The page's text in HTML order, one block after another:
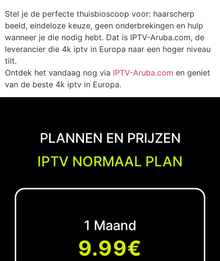
Stel je de perfecte thuisbioscoop voor: haarscherp
beeld, eindeloze keuze, geen onderbrekingen en hulp
wanneer je die nodig hebt. Dat is IPTV-Aruba.com, de
leverancier die 4k iptv in Europa naar een hoger niveau
tilt.
Ontdek het vandaag nog via IPTV-Aruba.com en geniet
van de beste 4k iptv in Europa.
PLANNEN EN PRIJZEN
IPTV NORMAAL PLAN
1 Maand
9.99€